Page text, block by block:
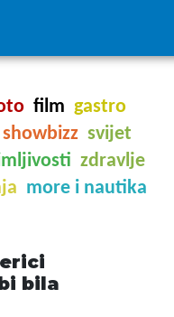
film gastro
showbizz svijet
zdravlje
more i nautika
bila